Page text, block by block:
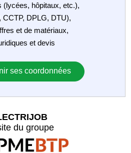
(lycées, hôpitaux, etc.),
CCTP, DPLG, DTU),
et de matériaux,
et devis
ses coordonnées
du groupe